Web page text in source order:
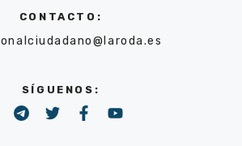
CONTACTO:
SÍGUENOS: